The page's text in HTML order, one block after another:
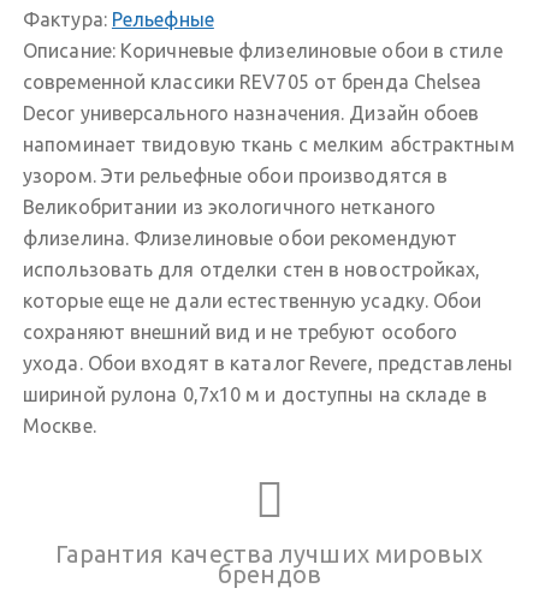
Фактура: Рельефные
Описание:Коричневые флизелиновые обои в стиле
современной классики REV705 от бренда Chelsea
Decor универсального назначения. Дизайн обоев
напоминает твидовую ткань с мелким абстрактным
узором. Эти рельефные обои производятся в
Великобритании из экологичного нетканого
флизелина. Флизелиновые обои рекомендуют
использовать для отделки стен в новостройках,
которые еще не дали естественную усадку. Обои
сохраняют внешний вид и не требуют особого
ухода. Обои входят в каталог Revere, представлены
шириной рулона 0,7х10 м и доступны на складе в
Москве.
Гарантия качества лучших мировых
брендов